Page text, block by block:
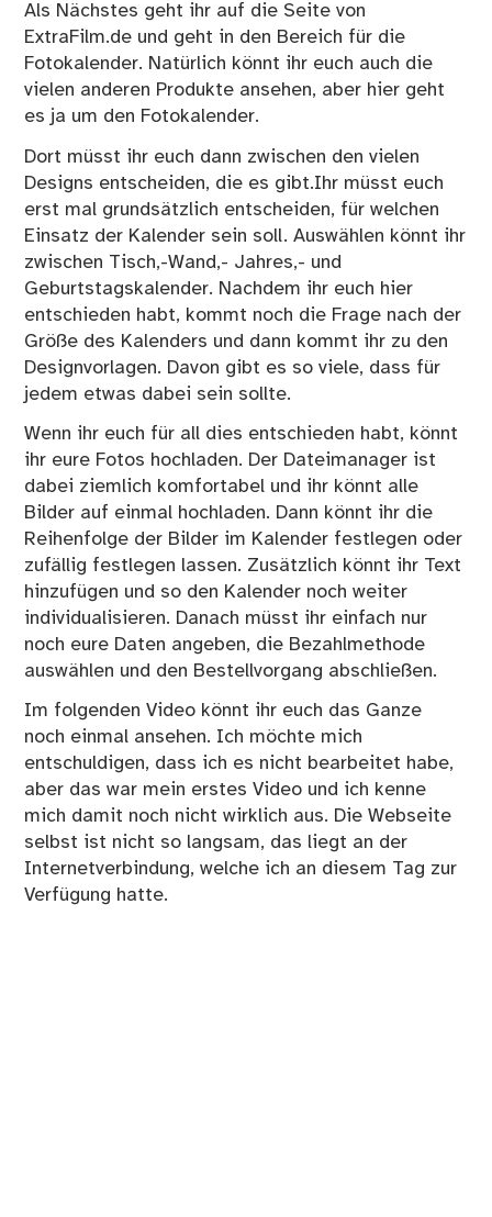
Als Nächstes geht ihr auf die Seite von
ExtraFilm.de und geht in den Bereich für die
Fotokalender. Natürlich könnt ihr euch auch die
vielen anderen Produkte ansehen, aber hier geht
es ja um den Fotokalender.
Dort müsst ihr euch dann zwischen den vielen
Designs entscheiden, die es gibt.Ihr müsst euch
erst mal grundsätzlich entscheiden, für welchen
Einsatz der Kalender sein soll. Auswählen könnt ihr
zwischen Tisch,-Wand,- Jahres,- und
Geburtstagskalender. Nachdem ihr euch hier
entschieden habt, kommt noch die Frage nach der
Größe des Kalenders und dann kommt ihr zu den
Designvorlagen. Davon gibt es so viele, dass für
jedem etwas dabei sein sollte.
Wenn ihr euch für all dies entschieden habt, könnt
ihr eure Fotos hochladen. Der Dateimanager ist
dabei ziemlich komfortabel und ihr könnt alle
Bilder auf einmal hochladen. Dann könnt ihr die
Reihenfolge der Bilder im Kalender festlegen oder
zufällig festlegen lassen. Zusätzlich könnt ihr Text
hinzufügen und so den Kalender noch weiter
individualisieren. Danach müsst ihr einfach nur
noch eure Daten angeben, die Bezahlmethode
auswählen und den Bestellvorgang abschließen.
Im folgenden Video könnt ihr euch das Ganze
noch einmal ansehen. Ich möchte mich
entschuldigen, dass ich es nicht bearbeitet habe,
aber das war mein erstes Video und ich kenne
mich damit noch nicht wirklich aus. Die Webseite
selbst ist nicht so langsam, das liegt an der
Internetverbindung, welche ich an diesem Tag zur
Verfügung hatte.